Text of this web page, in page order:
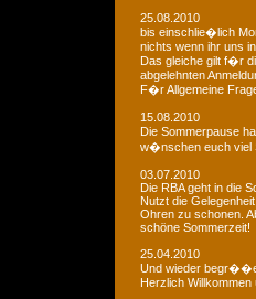
25.08.2010
bis einschlie�lich
nichts wenn ihr uns
Das gleiche gilt f�r
abgelehnten
F�r Allgemeine
15.08.2010
Die Sommerpause
w�nschen euch viel
03.07.2010
Die RBA geht in die
Nutzt die
Ohren zu schonen.
schöne Sommerzeit!
25.04.2010
Und wieder
Herzlich Willkommen